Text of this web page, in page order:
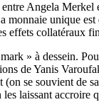
Angela
unique
collatéraux
» à dessein.
de Yanis
se souvient
laissant